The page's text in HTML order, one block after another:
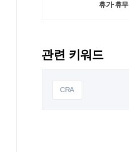
휴가·휴무
관련 키워드
CRA